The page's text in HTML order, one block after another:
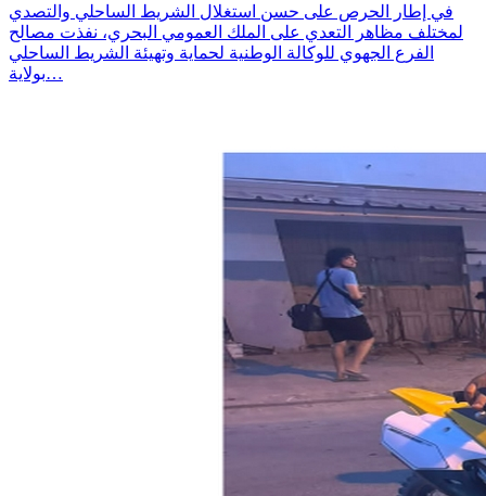
في إطار الحرص على حسن استغلال الشريط الساحلي والتصدي
لمختلف مظاهر التعدي على الملك العمومي البحري، نفذت مصالح
الفرع الجهوي للوكالة الوطنية لحماية وتهيئة الشريط الساحلي
بولاية…